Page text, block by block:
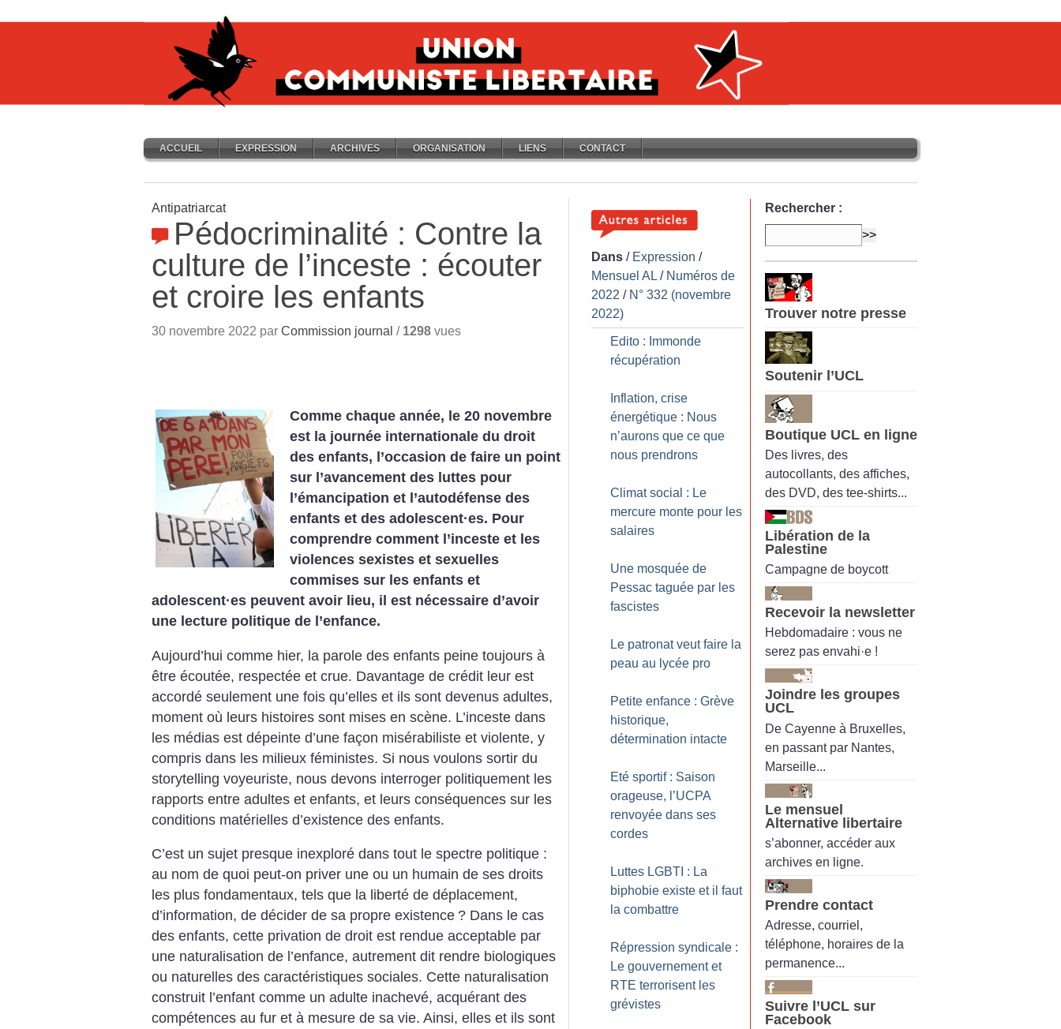
ACCUEIL EXPRESSION ARCHIVES ORGANISATION LIENS CONTACT
Antipatriarcat
Pédocriminalité : Contre la
culture de l’inceste : écouter
et croire les enfants
30 novembre 2022 par Commission journal / 1298 vues
Comme chaque année, le 20 novembre
est la journée internationale du droit
des enfants, l’occasion de faire un point
sur l’avancement des luttes pour
l’émancipation et l’autodéfense des
enfants et des adolescent·es. Pour
comprendre comment l’inceste et les
violences sexistes et sexuelles
commises sur les enfants et
adolescent·es peuvent avoir lieu, il est nécessaire d’avoir
une lecture politique de l’enfance.
Aujourd’hui comme hier, la parole des enfants peine toujours à
être écoutée, respectée et crue. Davantage de crédit leur est
accordé seulement une fois qu’elles et ils sont devenus adultes,
moment où leurs histoires sont mises en scène. L’inceste dans
les médias est dépeinte d’une façon misérabiliste et violente, y
compris dans les milieux féministes. Si nous voulons sortir du
storytelling voyeuriste, nous devons interroger politiquement les
rapports entre adultes et enfants, et leurs conséquences sur les
conditions matérielles d’existence des enfants.
C’est un sujet presque inexploré dans tout le spectre politique :
au nom de quoi peut-on priver une ou un humain de ses droits
les plus fondamentaux, tels que la liberté de déplacement,
d’information, de décider de sa propre existence ? Dans le cas
des enfants, cette privation de droit est rendue acceptable par
une naturalisation de l’enfance, autrement dit rendre biologiques
ou naturelles des caractéristiques sociales. Cette naturalisation
construit l’enfant comme un adulte inachevé, acquérant des
compétences au fur et à mesure de sa vie. Ainsi, elles et ils sont
Dans / Expression /
Mensuel AL / Numéros de
2022 / N° 332 (novembre
2022)
Edito : Immonde
récupération
Inflation, crise
énergétique : Nous
n’aurons que ce que
nous prendrons
Climat social : Le
mercure monte pour les
salaires
Une mosquée de
Pessac taguée par les
fascistes
Le patronat veut faire la
peau au lycée pro
Petite enfance : Grève
historique,
détermination intacte
Eté sportif : Saison
orageuse, l’UCPA
renvoyée dans ses
cordes
Luttes LGBTI : La
biphobie existe et il faut
la combattre
Répression syndicale :
Le gouvernement et
RTE terrorisent les
grévistes
Rechercher :
Trouver notre presse
Soutenir l’UCL
Boutique UCL en ligne
Des livres, des
autocollants, des affiches,
des DVD, des tee-shirts...
Libération de la
Palestine
Campagne de boycott
Recevoir la newsletter
Hebdomadaire : vous ne
serez pas envahi·e !
Joindre les groupes
UCL
De Cayenne à Bruxelles,
en passant par Nantes,
Marseille...
Le mensuel
Alternative libertaire
s’abonner, accéder aux
archives en ligne.
Prendre contact
Adresse, courriel,
téléphone, horaires de la
permanence...
Suivre l’UCL sur
Facebook